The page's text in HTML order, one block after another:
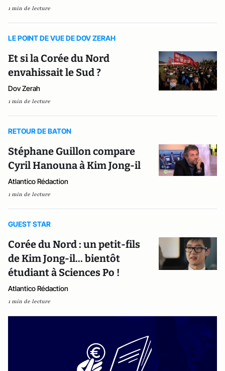
1 min de lecture
LE POINT DE VUE DE DOV ZERAH
Et si la Corée du Nord
envahissait le Sud ?
Dov Zerah
1 min de lecture
RETOUR DE BATON
Stéphane Guillon compare
Cyril Hanouna à Kim Jong-il
Atlantico Rédaction
1 min de lecture
GUEST STAR
Corée du Nord : un petit-fils
de Kim Jong-il... bientôt
étudiant à Sciences Po !
Atlantico Rédaction
1 min de lecture